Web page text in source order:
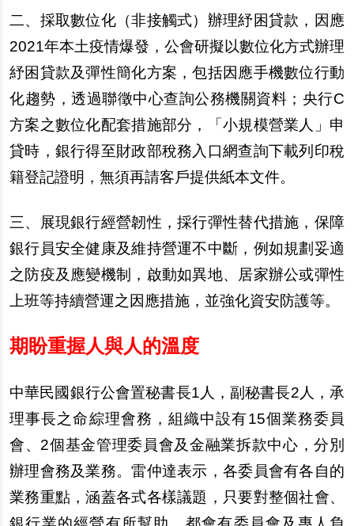
二、採取數位化（非接觸式）辦理紓困貸款，因應
2021年本土疫情爆發，公會研擬以數位化方式辦理
紓困貸款及彈性簡化方案，包括因應手機數位行動
化趨勢，透過聯徵中心查詢公務機關資料；央行C
方案之數位化配套措施部分，「小規模營業人」申
貸時，銀行得至財政部稅務入口網查詢下載列印稅
籍登記證明，無須再請客戶提供紙本文件。
三、展現銀行經營韌性，採行彈性替代措施，保障
銀行員安全健康及維持營運不中斷，例如規劃妥適
之防疫及應變機制，啟動如異地、居家辦公或彈性
上班等持續營運之因應措施，並強化資安防護等。
期盼重握人與人的溫度
中華民國銀行公會置秘書長1人，副秘書長2人，承
理事長之命綜理會務，組織中設有15個業務委員
會、2個基金管理委員會及金融業拆款中心，分別
辦理會務及業務。雷仲達表示，各委員會有各自的
業務重點，涵蓋各式各樣議題，只要對整個社會、